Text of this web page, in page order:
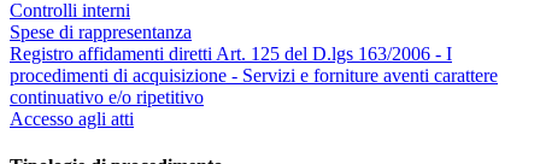
Controlli interni
Spese di rappresentanza
Registro affidamenti diretti Art. 125 del D.lgs 163/2006 - I
procedimenti di acquisizione - Servizi e forniture aventi carattere
continuativo e/o ripetitivo
Accesso agli atti